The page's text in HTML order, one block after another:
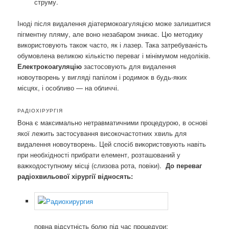
Іноді після видалення діатермокоагуляцією може залишитися
пігментну пляму, але воно незабаром зникає. Цю методику
використовують також часто, як і лазер. Така затребуваність
обумовлена ​​великою кількістю переваг і мінімумом недоліків.
Електрокоагуляціюзастосовують для видалення
новоутворень у вигляді папілом і родимок в будь-яких
місцях, і особливо — на обличчі.
РАДІОХІРУРГІЯ
Вона є максимально нетравматичними процедурою, в основі
якої лежить застосування високочастотних хвиль для
видалення новоутворень. Цей спосіб використовують навіть
при необхідності прибрати елемент, розташований у
важкодоступному місці (слизова рота, повіки). До переваг
радіохвильової хірургії відносять:
повна відсутність болю під час процедури;